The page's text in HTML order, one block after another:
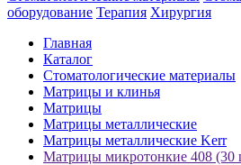
оборудование Терапия Хирургия
Главная
Каталог
Стоматологические материалы
Матрицы и клинья
Матрицы
Матрицы металлические
Матрицы металлические Kerr
Матрицы микротонкие 408 (30